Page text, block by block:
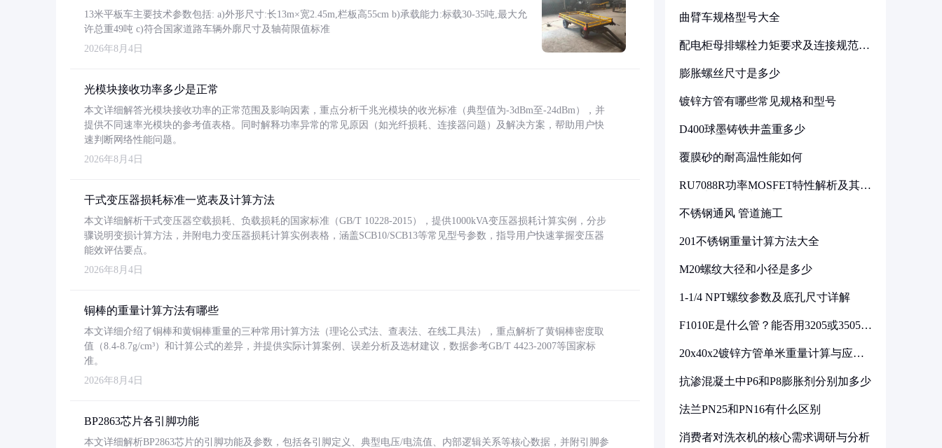
13米平板车主要技术参数包括: a)外形尺寸:长13m×宽2.45m,栏板高55cm b)承载能力:标载30-35吨,最大允
许总重49吨 c)符合国家道路车辆外廓尺寸及轴荷限值标准
2026年8月4日
光模块接收功率多少是正常
本文详细解答光模块接收功率的正常范围及影响因素，重点分析千兆光模块的收光标准（典型值为-3dBm至-24dBm），并
提供不同速率光模块的参考值表格。同时解释功率异常的常见原因（如光纤损耗、连接器问题）及解决方案，帮助用户快
速判断网络性能问题。
2026年8月4日
干式变压器损耗标准一览表及计算方法
本文详细解析干式变压器空载损耗、负载损耗的国家标准（GB/T 10228-2015），提供1000kVA变压器损耗计算实例，分步
骤说明变损计算方法，并附电力变压器损耗计算实例表格，涵盖SCB10/SCB13等常见型号参数，指导用户快速掌握变压器
能效评估要点。
2026年8月4日
铜棒的重量计算方法有哪些
本文详细介绍了铜棒和黄铜棒重量的三种常用计算方法（理论公式法、查表法、在线工具法），重点解析了黄铜棒密度取
值（8.4-8.7g/cm³）和计算公式的差异，并提供实际计算案例、误差分析及选材建议，数据参考GB/T 4423-2007等国家标
准。
2026年8月4日
BP2863芯片各引脚功能
本文详细解析BP2863芯片的引脚功能及参数，包括各引脚定义、典型电压/电流值、内部逻辑关系等核心数据，并附引脚参
曲臂车规格型号大全
配电柜母排螺栓力矩要求及连接规范详
膨胀螺丝尺寸是多少
镀锌方管有哪些常见规格和型号
D400球墨铸铁井盖重多少
覆膜砂的耐高温性能如何
RU7088R功率MOSFET特性解析及其在
不锈钢通风 管道施工
201不锈钢重量计算方法大全
M20螺纹大径和小径是多少
1-1/4 NPT螺纹参数及底孔尺寸详解
F1010E是什么管？能否用3205或3505代
20x40x2镀锌方管单米重量计算与应用
抗渗混凝土中P6和P8膨胀剂分别加多少
法兰PN25和PN16有什么区别
消费者对洗衣机的核心需求调研与分析